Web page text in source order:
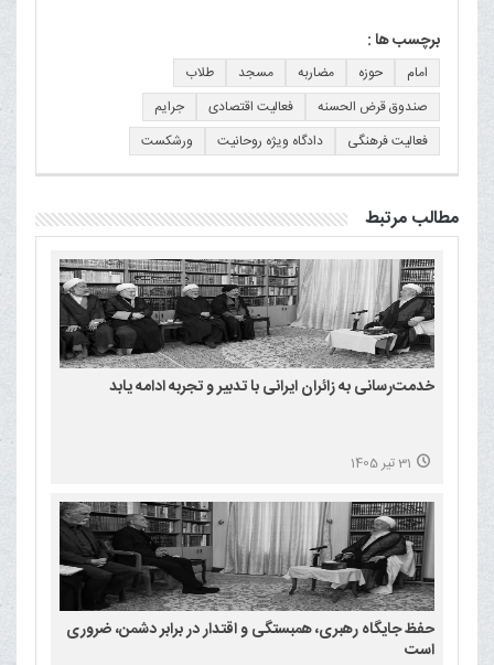
برچسب ها :
امام حوزه مضاربه مسجد
طلاب
صندوق قرض الحسنه
فعالیت اقتصادی
جرایم
فعالیت فرهنگی
دادگاه ویژه روحانیت ورشکست
مطالب مرتبط
خدمت‌رسانی به زائران ایرانی با تدبیر و تجربه ادامه یابد
31 تیر 1405
حفظ جایگاه رهبری، همبستگی و اقتدار در برابر دشمن، ضروری
است